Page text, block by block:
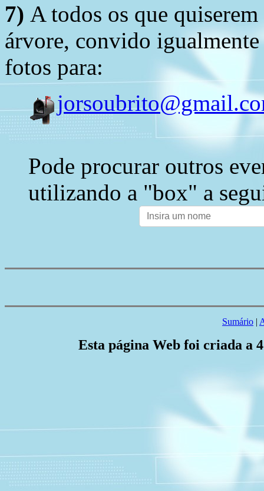
7) A todos os que
árvore, convido
fotos para:
Pode procurar outros
utilizando a "box" a
Sumário |
Esta página Web foi criada a